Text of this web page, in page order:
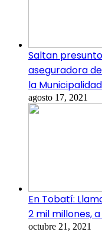
Saltan
aseguradora
la
agosto 17, 2021
En Tobatí:
2 mil millones,
octubre 21, 2021